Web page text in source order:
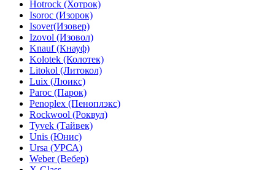
Hotrock (Хотрок)
Isoroc (Изорок)
Isover(Изовер)
Izovol (Изовол)
Knauf (Кнауф)
Kolotek (Колотек)
Litokol (Литокол)
Luix (Люикс)
Paroc (Парок)
Penoplex (Пеноплэкс)
Rockwool (Роквул)
Tyvek (Тайвек)
Unis (Юнис)
Ursa (УРСА)
Weber (Вебер)